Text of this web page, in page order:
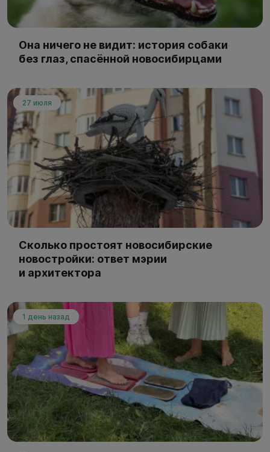
Она ничего не видит: история собаки
без глаз, спасённой новосибирцами
27 июля
Сколько простоят новосибирские
новостройки: ответ мэрии
и архитектора
1 день назад